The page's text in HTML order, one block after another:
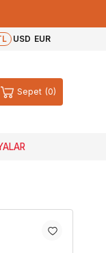
USD EUR
Sepet 0